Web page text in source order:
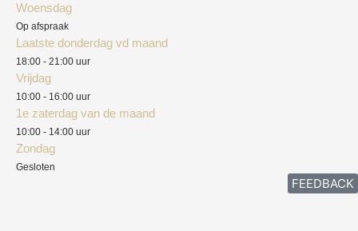
Woensdag
Op afspraak
Laatste donderdag vd maand
18:00 - 21:00 uur
Vrijdag
10:00 - 16:00 uur
1e zaterdag van de maand
10:00 - 14:00 uur
Zondag
Gesloten
FEEDBACK